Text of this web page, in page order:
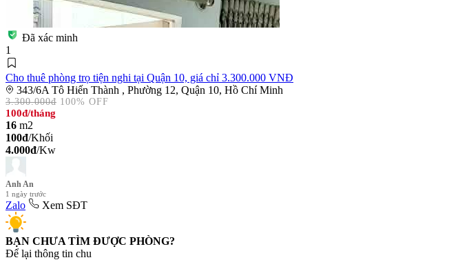
Đã xác minh
1
Cho thuê phòng trọ tiện nghi tại Quận 10, giá chỉ 3.300.000 VNĐ
343/6A Tô Hiến Thành , Phường 12, Quận 10, Hồ Chí Minh
3.300.000đ 100% OFF
100đ/tháng
16 m2
100đ/Khối
4.000đ/Kw
Anh An
1 ngày trước
Zalo Xem SĐT
BẠN CHƯA TÌM ĐƯỢC PHÒNG?
Để lại thông tin chuyên viên